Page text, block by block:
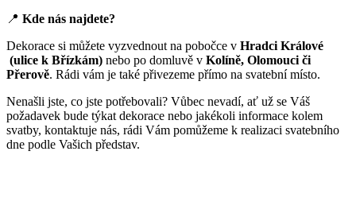
📍 Kde nás najdete?
Dekorace si můžete vyzvednout na pobočce v Hradci Králové
(ulice k Břízkám) nebo po domluvě v Kolíně, Olomouci či
Přerově. Rádi vám je také přivezeme přímo na svatební místo.
Nenašli jste, co jste potřebovali? Vůbec nevadí, ať už se Váš
požadavek bude týkat dekorace nebo jakékoli informace kolem
svatby, kontaktuje nás, rádi Vám pomůžeme k realizaci svatebního
dne podle Vašich představ.